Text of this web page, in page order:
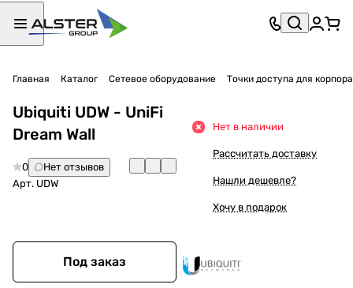
Главная Каталог Сетевое оборудование Точки доступа для
Ubiquiti UDW - UniFi
Dream Wall
0
Нет отзывов
Арт. UDW
Под заказ
Нет в наличии
Рассчитать доставку
Нашли дешевле?
Хочу в подарок